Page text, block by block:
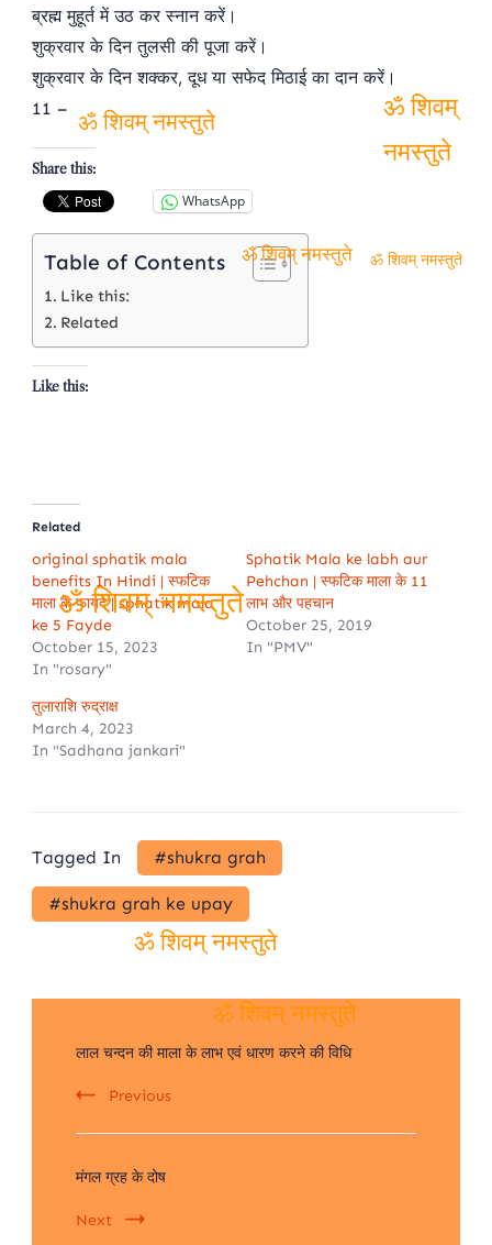
ब्रह्म मुहूर्त में उठ कर स्‍नान करें।
शुक्रवार के दिन तुलसी की पूजा करें।
शुक्रवार के दिन शक्‍कर, दूध या सफेद मिठाई का दान करें।
11 –
Share this:
WhatsApp
Table of Contents
Like this:
Related
Like this:
Related
original sphatik mala
benefits In Hindi | स्फटिक
माला के फायदे | sphatik mala
ke 5 Fayde
October 15, 2023
In "rosary"
Sphatik Mala ke labh aur
Pehchan | स्फटिक माला के 11
लाभ और पहचान
October 25, 2019
In "PMV"
तुलाराशि रुद्राक्ष
March 4, 2023
In "Sadhana jankari"
Tagged In #shukra grah
#shukra grah ke upay
Navigation
लाल चन्दन की माला के लाभ एवं धारण करने की विधि
Previous
मंगल ग्रह के दोष
Next
ॐ शिवम्
ॐ शिवम् नमस्तुते
ॐ शिवम् नमस्तुते
ॐ शिवम् नमस्तुते
ॐ शिवम् नमस्तुते